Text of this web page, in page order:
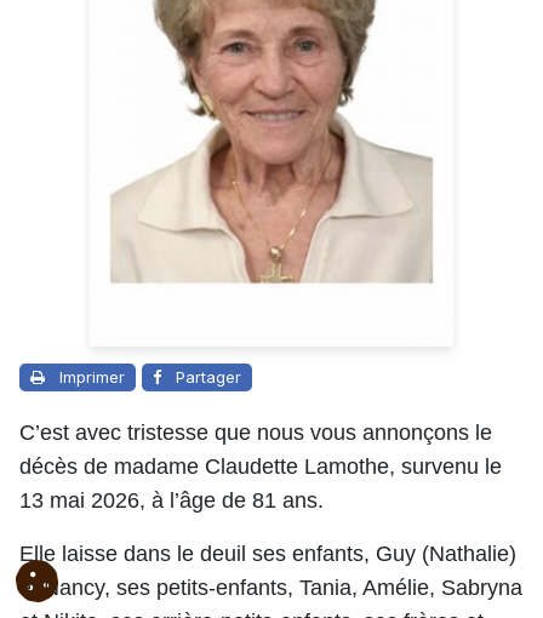
Imprimer Partager
C’est avec tristesse que nous vous annonçons le
décès de madame Claudette Lamothe, survenu le
13 mai 2026, à l’âge de 81 ans.
Elle laisse dans le deuil ses enfants, Guy (Nathalie)
et Nancy, ses petits-enfants, Tania, Amélie, Sabryna